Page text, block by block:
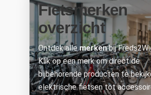
Fietsmerken
overzicht
Ontdek allemerkenbij
Klik op een merk om direct de
bijbehorende producten te
elektrische fietsen tot